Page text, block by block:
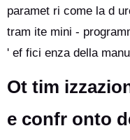
paramet ri come la d
tram ite mini -
' ef fici enza della
Ot tim
e confr onto